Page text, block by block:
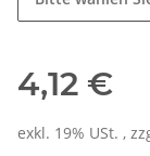
4,12 €
exkl. 19% USt. ,